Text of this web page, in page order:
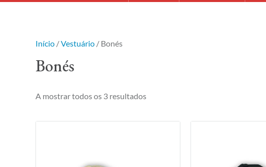
Início /Vestuário / Bonés
Bonés
A mostrar todos os 3 resultados